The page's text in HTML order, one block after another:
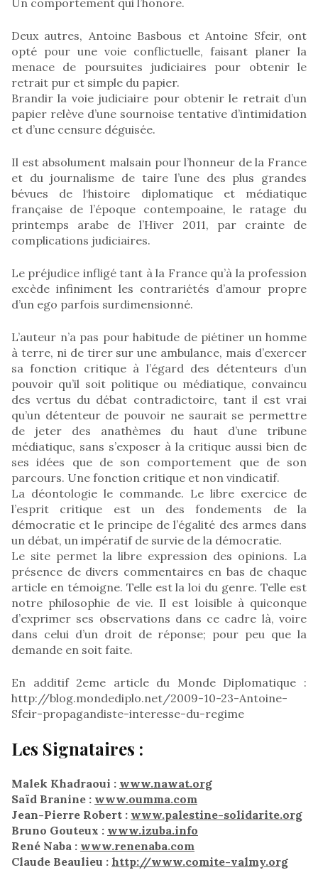
Deux autres, Antoine Basbous et Antoine Sfeir, ont
opté pour une voie conflictuelle, faisant planer la
menace de poursuites judiciaires pour obtenir le
retrait pur et simple du papier.
Brandir la voie judiciaire pour obtenir le retrait d’un
papier relève d’une sournoise tentative d’intimidation
et d’une censure déguisée.
Il est absolument malsain pour l’honneur de la France
et du journalisme de taire l’une des plus grandes
bévues de l‘histoire diplomatique et médiatique
française de l’époque contempoaine, le ratage du
printemps arabe de l’Hiver 2011, par crainte de
complications judiciaires.
Le préjudice infligé tant à la France qu’à la profession
excède infiniment les contrariétés d’amour propre
d’un ego parfois surdimensionné.
L’auteur n’a pas pour habitude de piétiner un homme
à terre, ni de tirer sur une ambulance, mais d’exercer
sa fonction critique à l’égard des détenteurs d’un
pouvoir qu’il soit politique ou médiatique, convaincu
des vertus du débat contradictoire, tant il est vrai
qu’un détenteur de pouvoir ne saurait se permettre
de jeter des anathèmes du haut d’une tribune
médiatique, sans s’exposer à la critique aussi bien de
ses idées que de son comportement que de son
parcours. Une fonction critique et non vindicatif.
La déontologie le commande. Le libre exercice de
l’esprit critique est un des fondements de la
démocratie et le principe de l’égalité des armes dans
un débat, un impératif de survie de la démocratie.
Le site permet la libre expression des opinions. La
présence de divers commentaires en bas de chaque
article en témoigne. Telle est la loi du genre. Telle est
notre philosophie de vie. Il est loisible à quiconque
d’exprimer ses observations dans ce cadre là, voire
dans celui d’un droit de réponse; pour peu que la
demande en soit faite.
En additif 2eme article du Monde Diplomatique :
http://blog.mondediplo.net/2009-10-23-Antoine-
Sfeir-propagandiste-interesse-du-regime
Les Signataires :
Malek Khadraoui : www.nawat.org
Saïd Branine : www.oumma.com
Jean-Pierre Robert : www.palestine-solidarite.org
Bruno Gouteux : www.izuba.info
René Naba : www.renenaba.com
Claude Beaulieu : http://www.comite-valmy.org